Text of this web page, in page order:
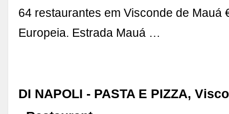
64 restaurantes em Visconde de Mauá
Europeia. Estrada Mauá …
DI NAPOLI - PASTA E PIZZA,